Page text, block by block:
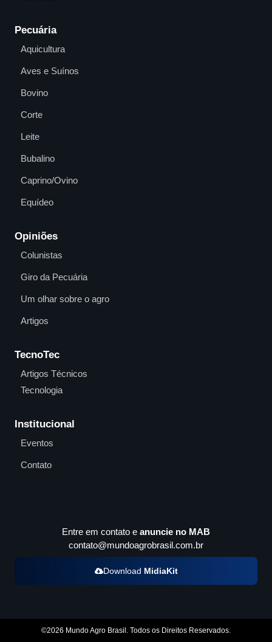
Pecuária
Aquicultura
Aves e Suínos
Bovino
Corte
Leite
Bubalino
Caprino/Ovino
Equídeo
Opiniões
Colunistas
Giro da Pecuária
Um olhar sobre o agro
Artigos
TecnoTec
Artigos Técnicos
Tecnologia
Institucional
Eventos
Contato
Entre em contato e anuncie no MAB
contato@mundoagrobrasil.com.br
Download MidiaKit
©2026 Mundo Agro Brasil. Todos os Direitos Reservados.